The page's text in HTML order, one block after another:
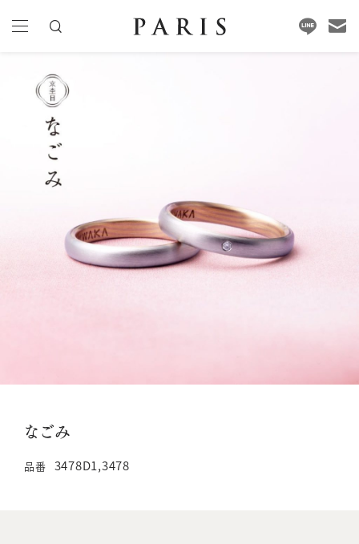
なごみ
品番 3478D1,3478